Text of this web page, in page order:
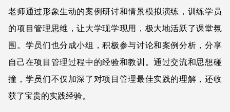
老师通过形象生动的案例研讨和情景模拟演练，训练学员
的项目管理思维，让大学现学现用，极大地活跃了课堂氛
围。学员们也分成小组，积极参与讨论和案例分析，分享
自己在项目管理过程中的经验和教训。通过交流和思想碰
撞，学员们不仅加深了对项目管理最佳实践的理解，还收
获了宝贵的实践经验。